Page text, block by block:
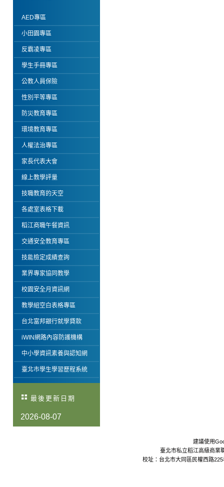
AED專區
小田園專區
反霸凌專區
學生手冊專區
公教人員保險
性別平等專區
防災教育專區
環境教育專區
人權法治專區
家長代表大會
線上教學評量
技職教育的天空
各處室表格下載
稻江商職午餐資訊
交通安全教育專區
技能檢定成績查詢
業界專家協同教學
校園安全月資訊網
教學組空白表格專區
台北富邦銀行就學貸款
iWIN網路內容防護機構
中小學資訊素養與認知網
臺北市學生學習歷程系統
最後更新日期
2026-08-07
建議使用
臺北市私立稻江高級商業
校址：台北市大同區民權西路